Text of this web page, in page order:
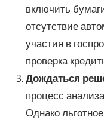
включить
отсутствие
участия в
проверка
Дождаться
процесс
Однако